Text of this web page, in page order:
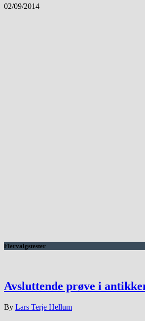
02/09/2014
Flervalgstester
Avsluttende prøve i
By Lars Terje Hellum